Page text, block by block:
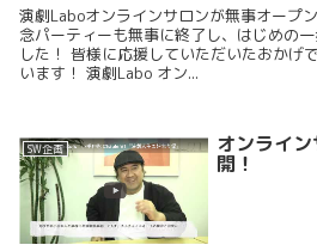
演劇Laboオンラインサロンが無事オープ
念パーティーも無事に終了し、はじめの
した！ 皆様に応援していただいたおかげ
います！ 演劇Labo オン...
SW企画 オンライ
開！